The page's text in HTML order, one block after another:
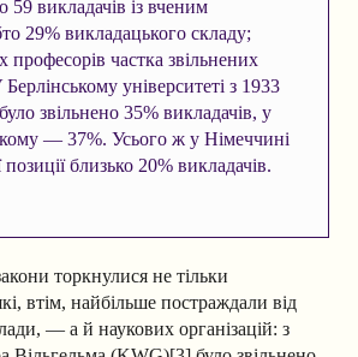
59 викладачів із вченим
29% викладацького складу;
професорів частка звільнених
університеті з 1933
звільнено 35% викладачів, у
— 37%. Усього ж у Німеччині
близько 20% викладачів.
торкнулися не тільки
втім, найбільше постраждали від
— а й наукових організацій: з